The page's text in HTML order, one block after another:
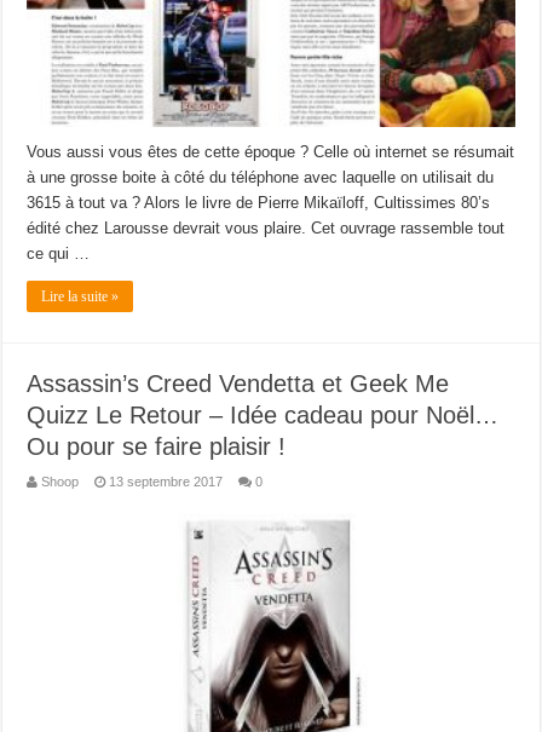
Vous aussi vous êtes de cette époque ? Celle où internet se résumait
à une grosse boite à côté du téléphone avec laquelle on utilisait du
3615 à tout va ? Alors le livre de Pierre Mikaïloff, Cultissimes 80’s
édité chez Larousse devrait vous plaire. Cet ouvrage rassemble tout
ce qui …
Lire la suite »
Assassin’s Creed Vendetta et Geek Me
Quizz Le Retour – Idée cadeau pour Noël…
Ou pour se faire plaisir !
Shoop 13 septembre 2017 0